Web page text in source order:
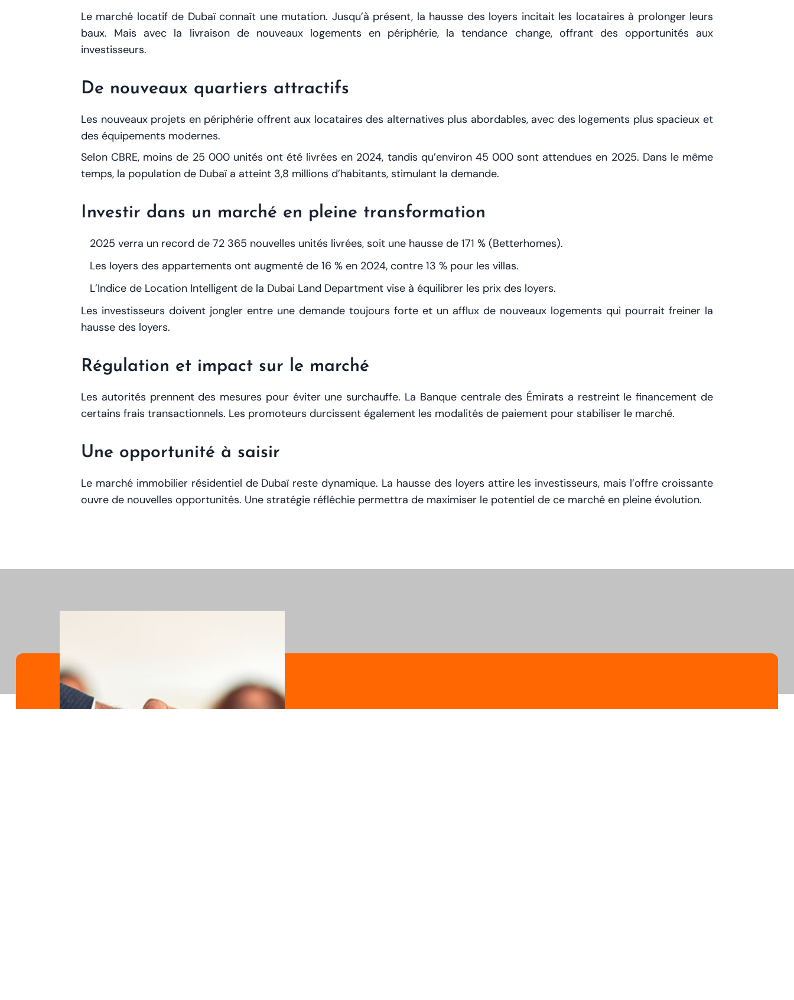
Le marché locatif de Dubaï connaît une mutation. Jusqu’à présent, la hausse des loyers incitait les locataires à prolonger leurs
baux. Mais avec la livraison de nouveaux logements en périphérie, la tendance change, offrant des opportunités aux
investisseurs.
De nouveaux quartiers attractifs
Les nouveaux projets en périphérie offrent aux locataires des alternatives plus abordables, avec des logements plus spacieux et
des équipements modernes.
Selon CBRE, moins de 25 000 unités ont été livrées en 2024, tandis qu’environ 45 000 sont attendues en 2025. Dans le même
temps, la population de Dubaï a atteint 3,8 millions d’habitants, stimulant la demande.
Investir dans un marché en pleine transformation
2025 verra un record de 72 365 nouvelles unités livrées, soit une hausse de 171 % (Betterhomes).
Les loyers des appartements ont augmenté de 16 % en 2024, contre 13 % pour les villas.
L’Indice de Location Intelligent de la Dubai Land Department vise à équilibrer les prix des loyers.
Les investisseurs doivent jongler entre une demande toujours forte et un afflux de nouveaux logements qui pourrait freiner la
hausse des loyers.
Régulation et impact sur le marché
Les autorités prennent des mesures pour éviter une surchauffe. La Banque centrale des Émirats a restreint le financement de
certains frais transactionnels. Les promoteurs durcissent également les modalités de paiement pour stabiliser le marché.
Une opportunité à saisir
Le marché immobilier résidentiel de Dubaï reste dynamique. La hausse des loyers attire les investisseurs, mais l’offre croissante
ouvre de nouvelles opportunités. Une stratégie réfléchie permettra de maximiser le potentiel de ce marché en pleine évolution.